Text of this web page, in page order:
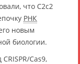
что C2c2
РНК
новым
биологии.
Cas9,